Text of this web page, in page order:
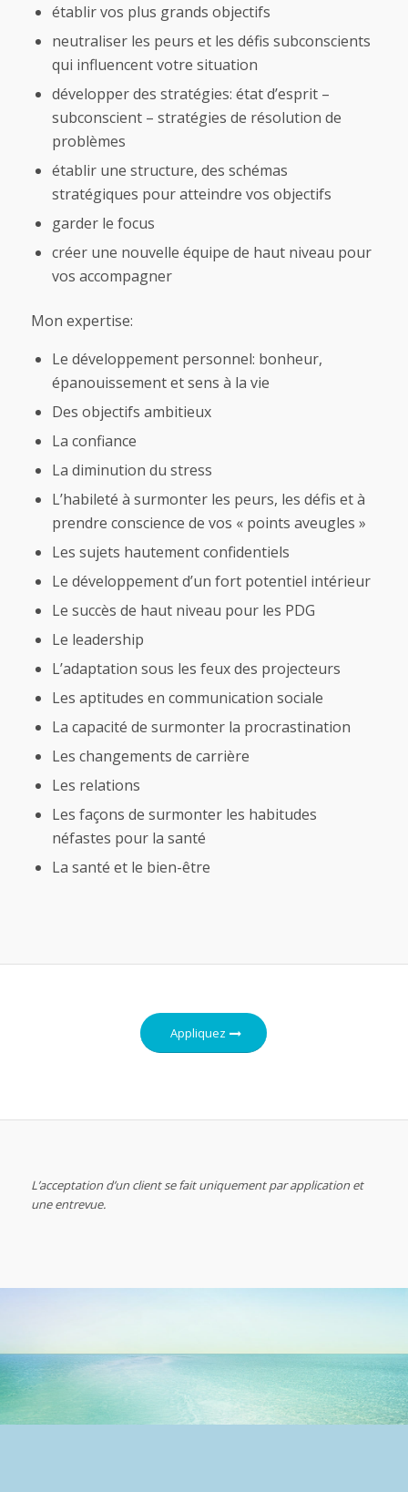
établir vos plus grands objectifs
neutraliser les peurs et les défis subconscients
qui influencent votre situation
développer des stratégies: état d’esprit –
subconscient – stratégies de résolution de
problèmes
établir une structure, des schémas
stratégiques pour atteindre vos objectifs
garder le focus
créer une nouvelle équipe de haut niveau pour
vos accompagner
Mon expertise:
Le développement personnel: bonheur,
épanouissement et sens à la vie
Des objectifs ambitieux
La confiance
La diminution du stress
L’habileté à surmonter les peurs, les défis et à
prendre conscience de vos « points aveugles »
Les sujets hautement confidentiels
Le développement d’un fort potentiel intérieur
Le succès de haut niveau pour les PDG
Le leadership
L’adaptation sous les feux des projecteurs
Les aptitudes en communication sociale
La capacité de surmonter la procrastination
Les changements de carrière
Les relations
Les façons de surmonter les habitudes
néfastes pour la santé
La santé et le bien-être
Appliquez
L’acceptation d’un client se fait uniquement par application et
une entrevue.